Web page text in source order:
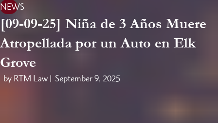
NEWS
[09-09-25] Niña de 3 Años Muere
Atropellada por un Auto en Elk
Grove
by RTM Law | September 9, 2025